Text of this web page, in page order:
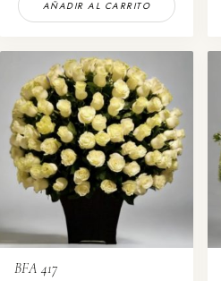
AÑADIR AL CARRITO
BFA 417